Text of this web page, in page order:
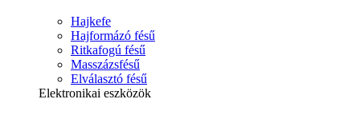
Hajkefe
Hajformázó fésű
Ritkafogú fésű
Masszázsfésű
Elválasztó fésű
Elektronikai eszközök